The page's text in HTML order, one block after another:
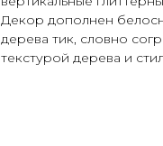
Декор дополнен
дерева тик, словно
текстурой дерева и